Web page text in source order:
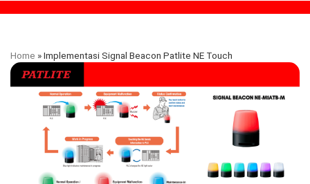
Home »Implementasi Signal Beacon Patlite NE Touch